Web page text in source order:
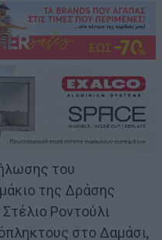
του
της Δράσης
Ροντούλι
στο Δαμάσι,